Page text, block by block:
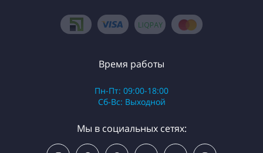
Время работы
Пн-Пт: 09:00-18:00
Сб-Вс: Выходной
Мы в социальных сетях: